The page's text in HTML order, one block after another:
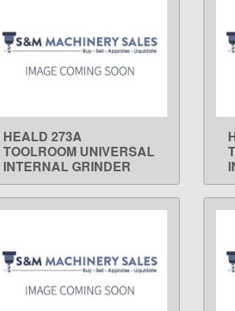
LEARN MORE
HEALD 273A
TOOLROOM UNIVERSAL
INTERNAL GRINDER